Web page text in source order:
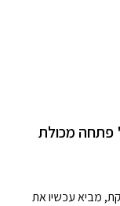
פתחה מכולת
מביא עכשיו את